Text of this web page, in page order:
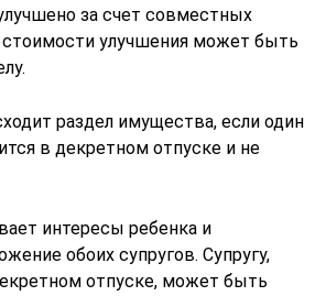
за счет совместных
стоимости улучшения может быть
раздел имущества, если один
в декретном отпуске и не
интересы ребенка и
обоих супругов. Супругу,
отпуске, может быть